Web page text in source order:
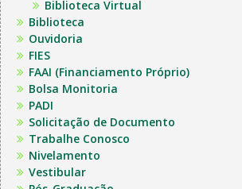
Biblioteca Virtual
Biblioteca
Ouvidoria
FIES
FAAI (Financiamento Próprio)
Bolsa Monitoria
PADI
Solicitação de Documento
Trabalhe Conosco
Nivelamento
Vestibular